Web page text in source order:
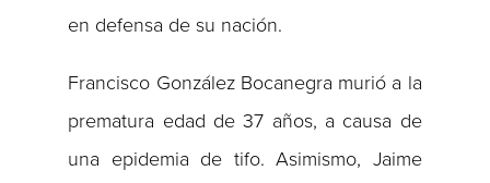
en defensa de su nación.
Francisco González Bocanegra murió a la
prematura edad de 37 años, a causa de
una epidemia de tifo. Asimismo, Jaime